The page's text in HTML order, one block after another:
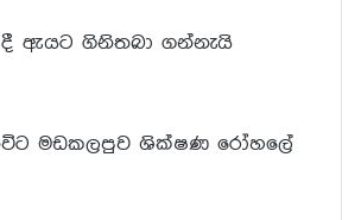
ඇයට ගිනිතබා ගන්නැයි
මඩකලපුව ශික්ෂණ රෝහලේ